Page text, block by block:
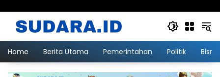
Home Berita Utama Pemerintahan Politik